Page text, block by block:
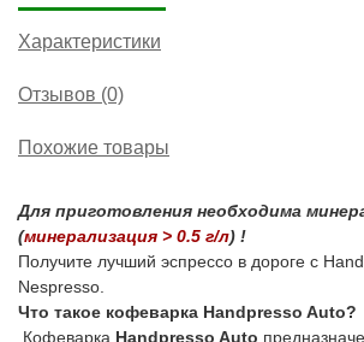
Характеристики
Отзывов (0)
Похожие товары
Для приготовления необходима
(минерализация > 0.5 г/л) !
Получите лучший эспрессо в дороге с
Nespresso.
Что такое кофеварка Handpresso Auto?
Кофеварка Handpresso Auto